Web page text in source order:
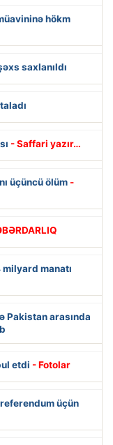
hökm
saxlanıldı
- Saffari yazır…
üçüncü ölüm -
manatı
Pakistan arasında
etdi - Fotolar
üçün